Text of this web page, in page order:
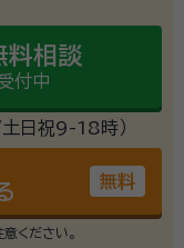
料相談
付中
日祝9-18時）
無料
ください。